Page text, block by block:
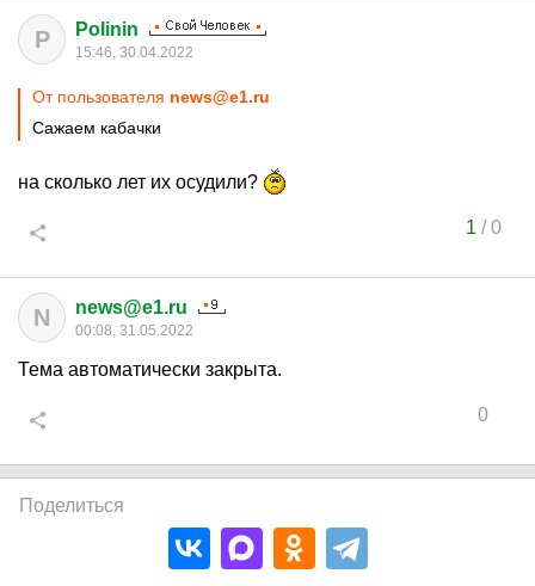
P Polinin
15:46, 30.04.2022
От пользователя news@e1.ru
Сажаем кабачки
на сколько лет их осудили?
1 /0
N news@e1.ru
00:08, 31.05.2022
Тема автоматически закрыта.
0
Поделиться